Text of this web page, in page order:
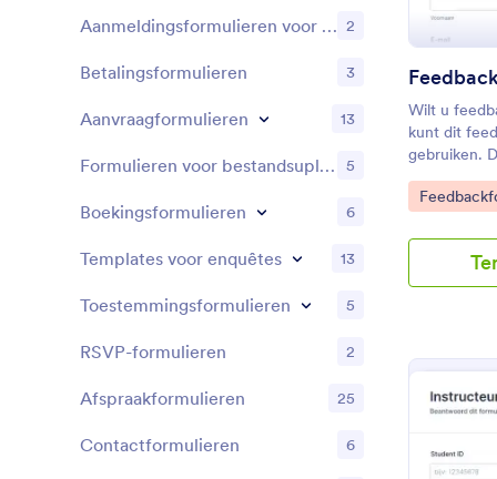
Wilt u
kunt dit
gebruiken.
eenvoudig
gebruik te
suggesties
beschrijven.
Go to
Aanmeldingsformulieren voor evenementen 2
Betalingsformulieren 3
Aanvraagformulieren 13
Formulieren voor bestandsuploads 5
Boekingsformulieren 6
Templates voor enquêtes 13
Toestemmingsformulieren 5
RSVP-formulieren 2
Afspraakformulieren 25
Contactformulieren 6